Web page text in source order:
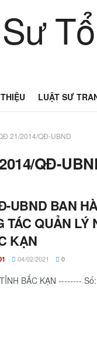
LUẬT SƯ
21/2014/QĐ-UBND
QĐ-
UBND BAN
TÁC QUẢN
KẠN
04/02/2021 0
BẮC KẠN --------